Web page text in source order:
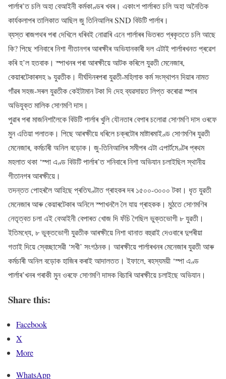
পাৰ্লাৰ’ত চলি অহা বেআইনী কৰ্মকাণ্ডৰ খবৰ। একাংশ পাৰ্লাৰত চলি অহা অনৈতিক
কাৰ্যকলাপৰ তালিকাত আছিল জু তিনিআলিৰ SND বিউটি পাৰ্লাৰ।
ব্যস্ত ৰাজপথৰ পৰা দেখিলে ধৰিবই নোৱাৰি এনে পাৰ্লাৰৰ ভিতৰত প্ৰকৃততে চলি আছে
কি? পিছে শনিবাৰে নিশা গীতানগৰ আৰক্ষীৰ অভিযানকাৰী দল এটাই পাৰ্লাৰখনত প্ৰৱেশ
কৰি হ’ল হতবাক। স্পাখনৰ পৰা আৰক্ষীয়ে আটক কৰিলে যুৱতী মেনেজাৰ,
কেয়াৰটেকাৰসহ ৯ যুৱতীক। দীৰ্ঘদিনৰপৰা যুৱতী-মহিলাক কৰ্ম সংস্থাপন দিয়াৰ নামত
গাঁৱৰ সহজ-সৰল যুৱতীক কেইটামান টকা দি দেহ ব্যৱসায়ত লিপ্ত কৰোৱা স্পাৰ
অভিযুক্ত মালিক সোণমণি দাস।
পুৱাৰ পৰা মাজনিশালৈকে বিউটি পাৰ্লাৰ খুলি যৌনতাৰ বেপাৰ চলোৱা সোণমণি দাস ওৰফে
মুন এতিয়া পলাতক। পিছে আৰক্ষীয়ে ধৰিলে চক্ৰটোৰ মাষ্টাৰমাইণ্ড সোণমণিৰ যুৱতী
মেনেজাৰ, কৰ্মচাৰী অনিল বড়োক। জু-তিনিআলিৰ সমীপৰ এটা এপাৰ্টমেণ্টৰ প্ৰথম
মহলাত থকা ‘স্পা এণ্ড বিউটি পাৰ্লাৰ’ত শনিবাৰে নিশা অভিযান চলাইছিল স্থানীয়
গীতানগৰ আৰক্ষীয়ে।
তদন্তত পোহৰলৈ আহিছে প্ৰতিঘণ্টাত গ্ৰাহকৰ দৰ ১৫০০-৩০০০ টকা। ধৃত যুৱতী
মেনেজাৰ আৰু কেয়াৰটেকাৰ অনিলে স্পাখনলৈ লৈ যায় গ্ৰাহকক। মুঠতে সোণমণিৰ
নেতৃত্বত চলা এই বেআইনী বেপাৰত খোজ দি ফঁচি গৈছিল ভুক্তভোগী ৮ যুৱতী।
ইতিমধ্যে, ৮ ভুক্তভোগী যুৱতীক আৰক্ষীয়ে নিশা থানাত বহুৱাই দেওবাৰে দুপৰীয়া
গতাই দিয়ে স্বেচ্ছাসেৱী ‘সখী’ সংগঠনক। আৰক্ষীয়ে পাৰ্লাৰখনৰ মেনেজাৰ যুৱতী আৰু
কৰ্মচাৰী অনিল বড়োক হাজিৰ কৰাই আদালতত। ইফালে, ৰহস্যময়ী ‘স্পা এণ্ড
পাৰ্লাৰ’খনৰ গৰাকী মুন ওৰফে সোণমণি দাসক বিচাৰি আৰক্ষীয়ে চলাইছে অভিযান।
Share this:
Facebook
X
More
WhatsApp